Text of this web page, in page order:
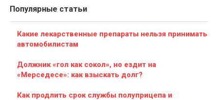
Популярные статьи
Какие лекарственные препараты нельзя принимать
автомобилистам
Должник «гол как сокол», но ездит на
«Мерседесе»: как взыскать долг?
Как продлить срок службы полуприцепа и